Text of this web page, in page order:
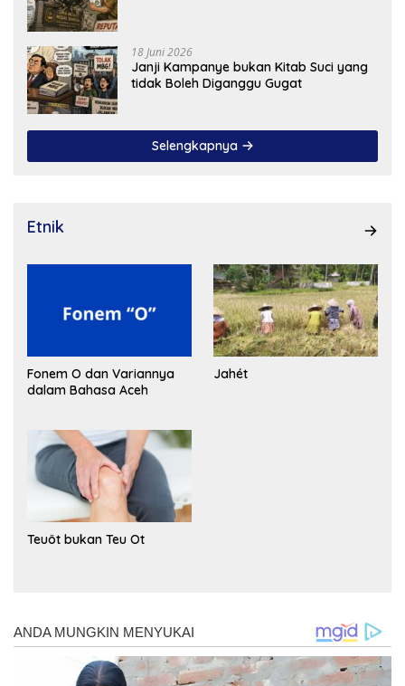
18 Juni 2026
Janji Kampanye bukan Kitab Suci yang
tidak Boleh Diganggu Gugat
Selengkapnya
Etnik
Fonem O dan Variannya
dalam Bahasa Aceh
Jahét
Teuöt bukan Teu Ot